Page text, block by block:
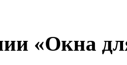
«Окна